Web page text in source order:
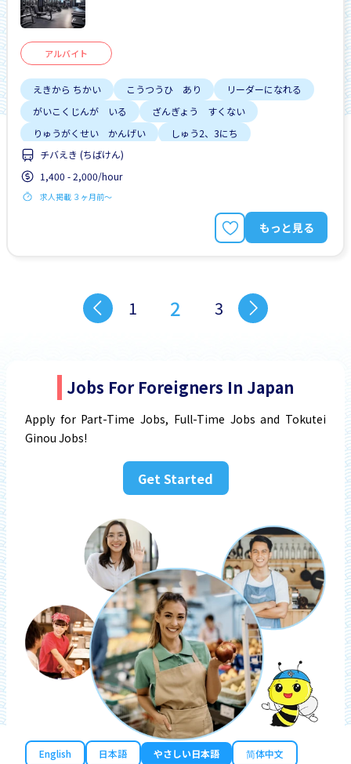
アルバイト
えきから ちかい こうつうひ あり
リーダーになれる
がいこくじんが いる
ざんぎょう すくない
りゅうがくせい かんげい
しゅう2、3にち
はじめて OK
じてんしゃ OK
チバえき (ちばけん)
1,400 - 2,000/hour
求人掲載 ３ヶ月前〜
もっと見る
1 2 3
Jobs For Foreigners In Japan
Apply for Part-Time Jobs, Full-Time Jobs and Tokutei
Ginou Jobs!
Get Started
English 日本語 やさしい日本語
简体中文